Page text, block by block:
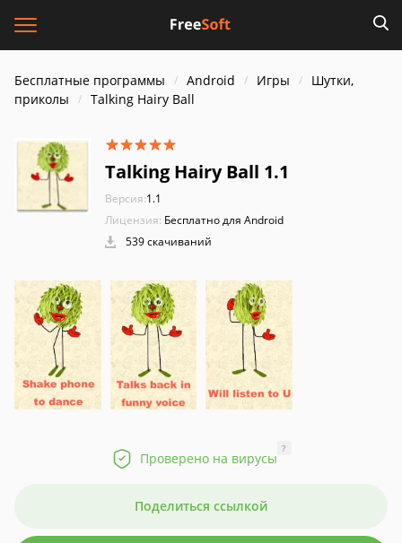
Бесплатные программы Android Игры
Шутки,
приколы
Talking Hairy Ball
Talking Hairy Ball 1.1
Версия:1.1
Лицензия: Бесплатно для Android
539 скачиваний
Проверено на вирусы
?
Поделиться ссылкой